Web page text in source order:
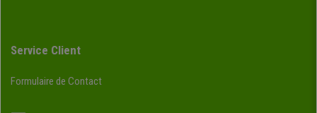
Service Client
Formulaire de Contact